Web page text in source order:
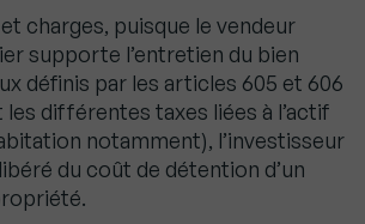
charges, puisque le vendeur
supporte l’entretien du bien
définis par les articles 605 et 606
différentes taxes liées à l’actif
notamment), l’investisseur
du coût de détention d’un